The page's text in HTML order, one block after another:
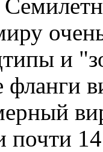
и
почти